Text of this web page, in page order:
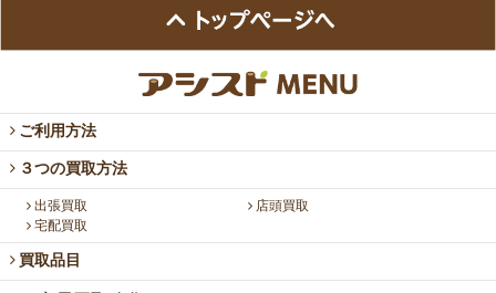
ご利用方法
３つの買取方法
出張買取
店頭買取
宅配買取
買取品目